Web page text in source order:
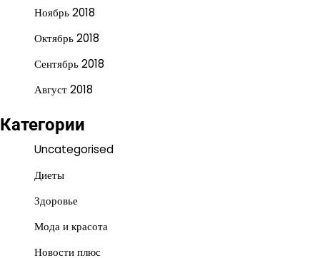
Ноябрь 2018
Октябрь 2018
Сентябрь 2018
Август 2018
Категории
Uncategorised
Диеты
Здоровье
Мода и красота
Новости плюс